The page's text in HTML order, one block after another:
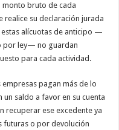
bruto de cada
realice su declaración jurada
estas alícuotas de anticipo —
por ley— no guardan
para cada actividad.
empresas pagan más de lo
saldo a favor en su cuenta
recuperar ese excedente ya
futuras o por devolución